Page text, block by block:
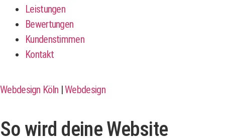
Leistungen
Bewertungen
Kundenstimmen
Kontakt
Webdesign Köln |Webdesign
So wird deine Website